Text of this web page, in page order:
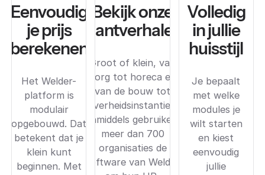
Eenvoudig
je prijs
berekenen
Het Welder-
platform is
modulair
opgebouwd. Dat
betekent dat je
klein kunt
beginnen. Met
Bekijk onze
klantverhalen
Groot of klein, van
zorg tot horeca en
van de bouw tot
overheidsinstanties.
Inmiddels gebruiken
meer dan 700
organisaties de
software van Welder
Volledig
in jullie
huisstijl
Je bepaalt
met welke
modules je
wilt starten
en kiest
eenvoudig
jullie